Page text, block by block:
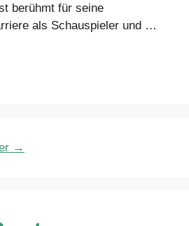
berühmt für seine
als Schauspieler und …
→